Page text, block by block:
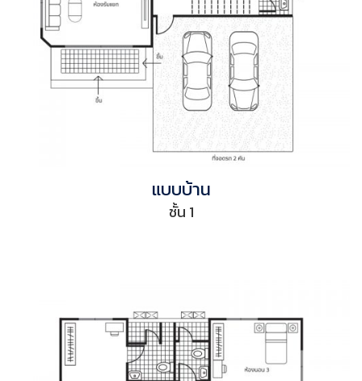
แบบบ้าน
ชั้น 1